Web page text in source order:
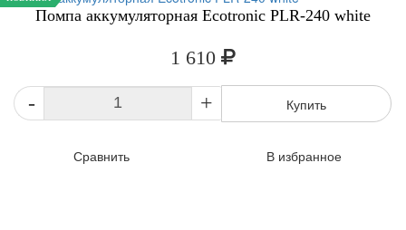
Помпа аккумуляторная Ecotronic PLR-240 white
1 610
- + Купить
Сравнить В избранное